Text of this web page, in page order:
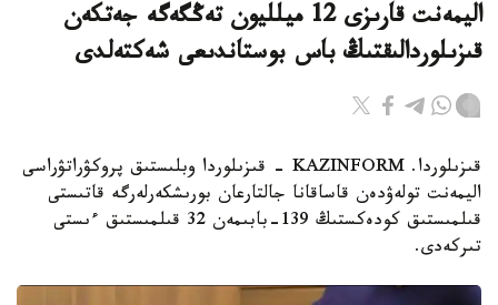
اليمەنت قارىزى 12 ميلليون تەڭگەگە جەتكەن
قىزىلوردالىقتىڭ باس بوستاندىعى شەكتەلدى
قىزىلوردا. KAZINFORM - قىزىلوردا وبلىستىق پروكۋراتۋراسى
اليمەنت تولەۋدەن قاساقانا جالتارعان بورىشكەرلەرگە قاتىستى
قىلمىستىق كودەكستىڭ 139-بابىمەن 32 قىلمىستىق ءىستى
تىركەدى.